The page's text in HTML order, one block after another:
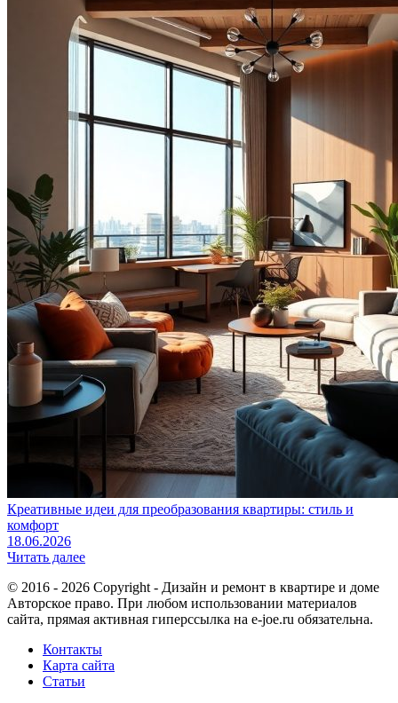
Креативные идеи для преобразования квартиры: стиль и
комфорт
18.06.2026
Читать далее
© 2016 - 2026 Copyright - Дизайн и ремонт в квартире и доме
Авторское право. При любом использовании материалов
сайта, прямая активная гиперссылка на e-joe.ru обязательна.
Контакты
Карта сайта
Статьи